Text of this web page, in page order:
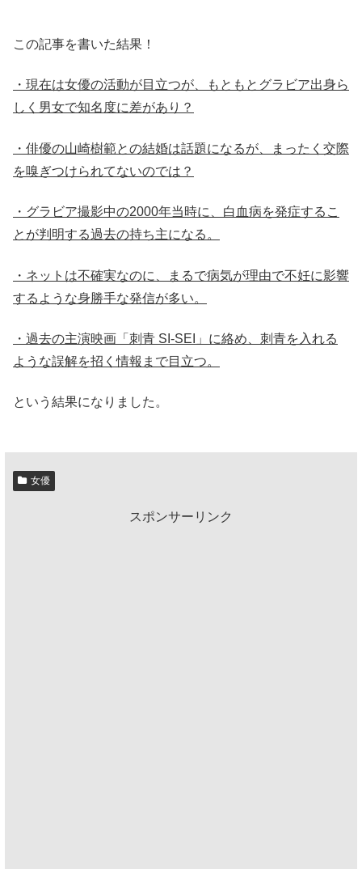
この記事を書いた結果！
・現在は女優の活動が目立つが、もともとグラビア出身ら
しく男女で知名度に差があり？
・俳優の山崎樹範との結婚は話題になるが、まったく交際
を嗅ぎつけられてないのでは？
・グラビア撮影中の2000年当時に、白血病を発症するこ
とが判明する過去の持ち主になる。
・ネットは不確実なのに、まるで病気が理由で不妊に影響
するような身勝手な発信が多い。
・過去の主演映画「刺青 SI-SEI」に絡め、刺青を入れる
ような誤解を招く情報まで目立つ。
という結果になりました。
女優
スポンサーリンク